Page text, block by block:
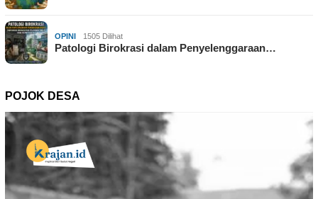
OPINI 1505 Dilihat
Patologi Birokrasi dalam Penyelenggaraan…
POJOK DESA